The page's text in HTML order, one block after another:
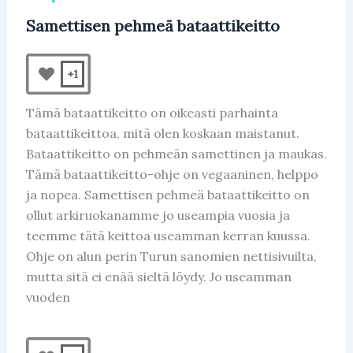
Samettisen pehmeä bataattikeitto
+1
Tämä bataattikeitto on oikeasti parhainta
bataattikeittoa, mitä olen koskaan maistanut.
Bataattikeitto on pehmeän samettinen ja maukas.
Tämä bataattikeitto-ohje on vegaaninen, helppo
ja nopea. Samettisen pehmeä bataattikeitto on
ollut arkiruokanamme jo useampia vuosia ja
teemme tätä keittoa useamman kerran kuussa.
Ohje on alun perin Turun sanomien nettisivuilta,
mutta sitä ei enää sieltä löydy. Jo useamman
vuoden